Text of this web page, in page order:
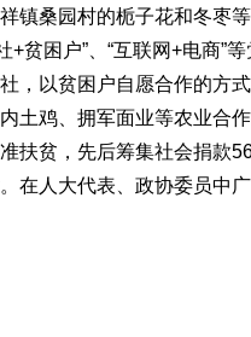
镇桑园村的栀子花和冬枣
+贫困户”、“互联网+电商”
，以贫困户自愿合作的方
土鸡、拥军面业等农业合
扶贫，先后筹集社会捐款
在人大代表、政协委员中